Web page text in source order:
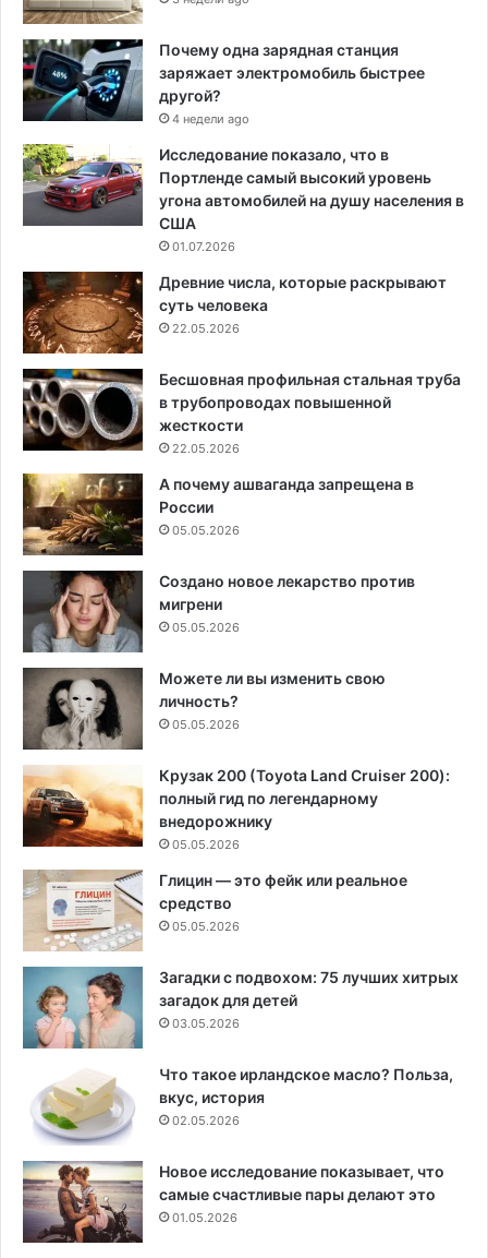
Почему одна зарядная станция
заряжает электромобиль быстрее
другой?
4 недели ago
Исследование показало, что в
Портленде самый высокий уровень
угона автомобилей на душу населения в
США
01.07.2026
Древние числа, которые раскрывают
суть человека
22.05.2026
Бесшовная профильная стальная труба
в трубопроводах повышенной
жесткости
22.05.2026
А почему ашваганда запрещена в
России
05.05.2026
Создано новое лекарство против
мигрени
05.05.2026
Можете ли вы изменить свою
личность?
05.05.2026
Крузак 200 (Toyota Land Cruiser 200):
полный гид по легендарному
внедорожнику
05.05.2026
Глицин — это фейк или реальное
средство
05.05.2026
Загадки с подвохом: 75 лучших хитрых
загадок для детей
03.05.2026
Что такое ирландское масло? Польза,
вкус, история
02.05.2026
Новое исследование показывает, что
самые счастливые пары делают это
01.05.2026